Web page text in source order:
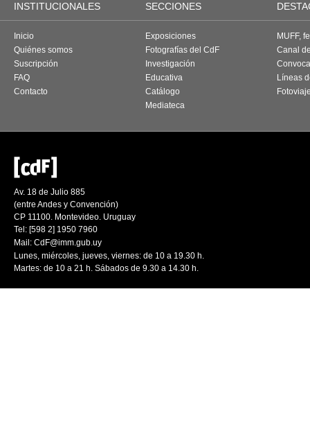
INSTITUCIONALES SECCIONES
Inicio
Quiénes somos
Suscripción
FAQ
Contacto
Exposiciones
Fotografías del CdF
Investigación
Educativa
Catálogo
Mediateca
MUFF,
Canal
Líneas
Av. 18 de Julio 885
(entre Andes y Convención)
CP 11100. Montevideo. Uruguay
Tel: [598 2] 1950 7960
Mail: CdF@imm.gub.uy
Lunes, miércoles, jueves, viernes: de 10 a 19.30 h.
Martes: de 10 a 21 h. Sábados de 9.30 a 14.30 h.